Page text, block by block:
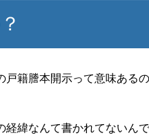
籍謄本開示って意味ある
経緯なんて書かれてないん